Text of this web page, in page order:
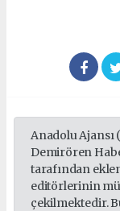
Anadolu Ajansı
Demirören
tarafından
editörlerinin
çekilmektedir.